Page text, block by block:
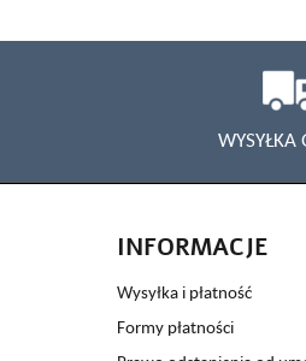
WYSYŁKA
INFORMACJE
Wysyłka i płatność
Formy płatności